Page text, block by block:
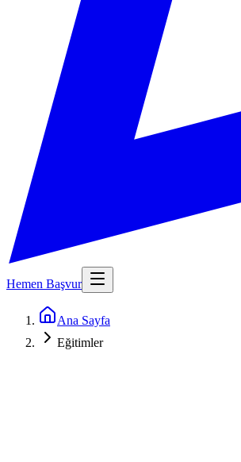
Hemen Başvur
Ana Sayfa
Eğitimler